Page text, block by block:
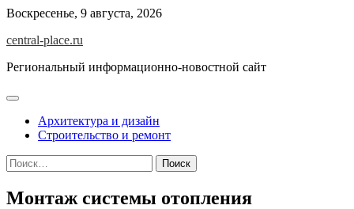
Skip
content
Воскресенье, 9 августа, 2026
central-place.ru
Региональный информационно-новостной сайт
Архитектура и дизайн
Строительство и ремонт
Найти:
Монтаж системы отопления